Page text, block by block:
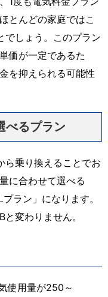
とんどの家庭ではこ
でしょう。このプラン
価が一定であるた
を抑えられる可能性
べるプラン
ら乗り換えることでお
に合わせて選べる
ラン」になります。
変わりません。
使用量が250～